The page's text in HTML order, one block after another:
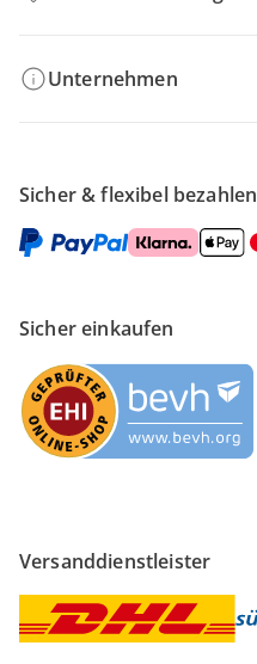
Unternehmen
Sicher & flexibel bezahlen
Sicher einkaufen
Versanddienstleister